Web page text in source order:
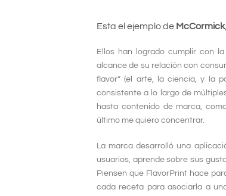
Esta el ejemplo de McCormick
Ellos han logrado cumplir con
alcancede su relación con
flavor” (el arte, la ciencia, y la
consistente a lo largo de
hasta contenido de marca,
último me quiero concentrar.
La marca desarrolló una
usuarios, aprende sobre sus
Piensen que FlavorPrint hace
cada receta para asociarla a